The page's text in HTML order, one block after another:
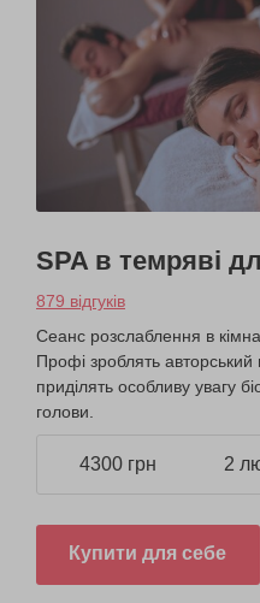
SPA в темряві
879 відгуків
Сеанс розслаблення в
Профі зроблять авторський
приділять особливу увагу
голови.
4300 грн 2
Купити для себе